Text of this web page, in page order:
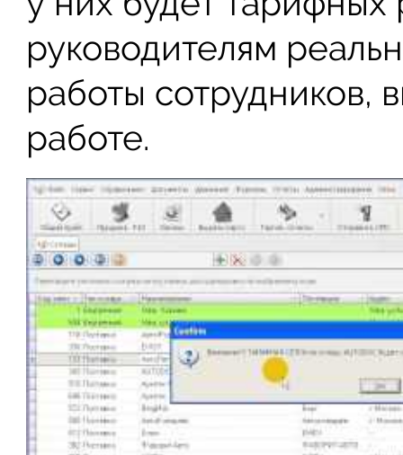
руководителям
работы сотрудников,
работе.